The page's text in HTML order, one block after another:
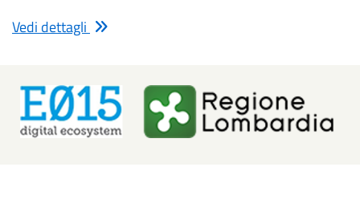
Vedi dettagli